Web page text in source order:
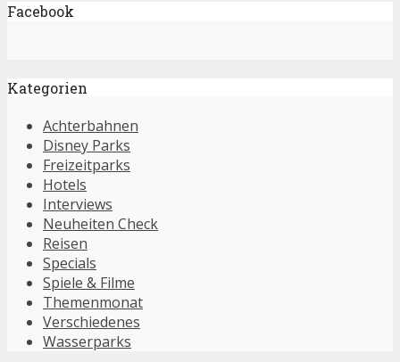
Facebook
Kategorien
Achterbahnen
Disney Parks
Freizeitparks
Hotels
Interviews
Neuheiten Check
Reisen
Specials
Spiele & Filme
Themenmonat
Verschiedenes
Wasserparks